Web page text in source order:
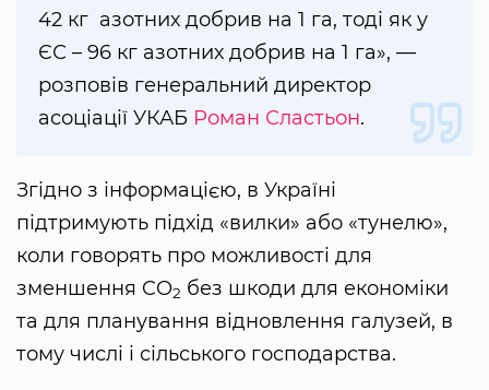
42 кг азотних добрив на 1 га, тоді як у
ЄС – 96 кг азотних добрив на 1 га», —
розповів генеральний директор
асоціації УКАБ Роман Сластьон.
Згідно з інформацією, в Україні
підтримують підхід «вилки» або «тунелю»,
коли говорять про можливості для
зменшення CO2 без шкоди для економіки
та для планування відновлення галузей, в
тому числі і сільського господарства.